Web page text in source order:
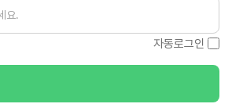
자동로그인